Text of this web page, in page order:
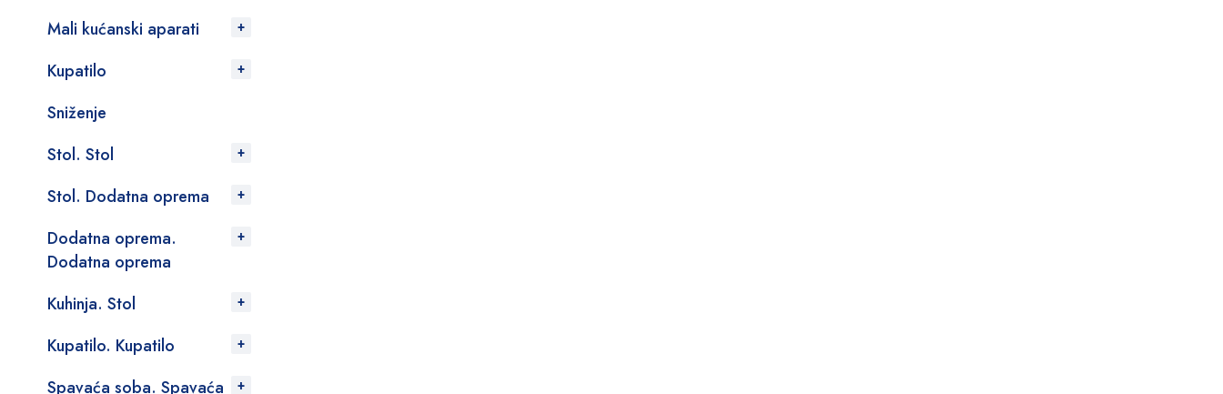
Mali kućanski aparati
Kupatilo
Sniženje
Stol. Stol
Stol. Dodatna oprema
Dodatna oprema.
Dodatna oprema
Kuhinja. Stol
Kupatilo. Kupatilo
Spavaća soba. Spavaća